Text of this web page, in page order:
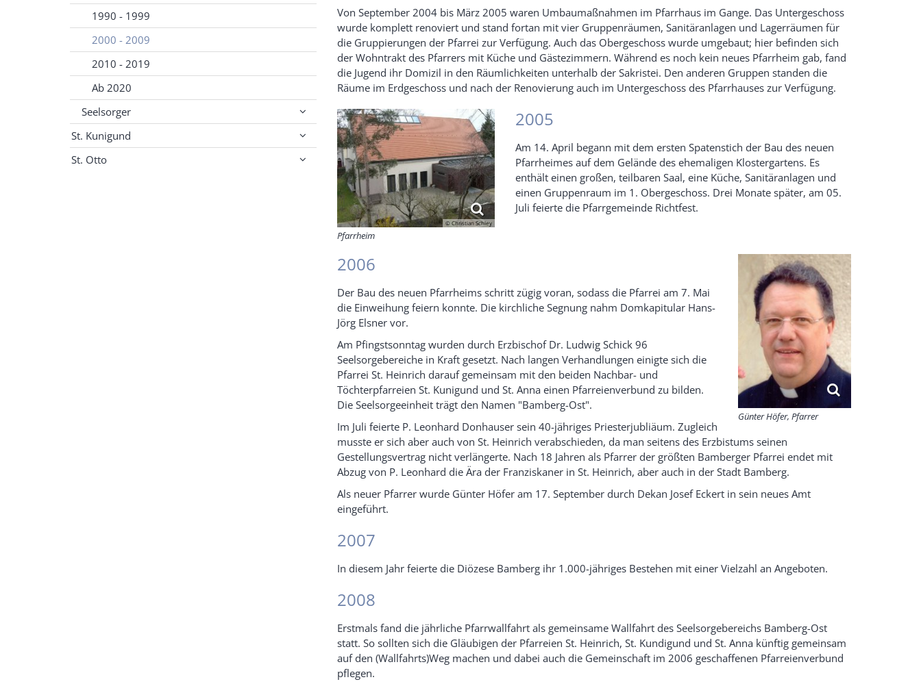
Von September 2004 bis März 2005 waren Umbaumaßnahmen im Pfarrhaus im Gange. Das Untergeschoss
wurde komplett renoviert und stand fortan mit vier Gruppenräumen, Sanitäranlagen und Lagerräumen für
die Gruppierungen der Pfarrei zur Verfügung. Auch das Obergeschoss wurde umgebaut; hier befinden sich
der Wohntrakt des Pfarrers mit Küche und Gästezimmern. Während es noch kein neues Pfarrheim gab, fand
die Jugend ihr Domizil in den Räumlichkeiten unterhalb der Sakristei. Den anderen Gruppen standen die
Räume im Erdgeschoss und nach der Renovierung auch im Untergeschoss des Pfarrhauses zur Verfügung.
© Christian Schley
Pfarrheim
2005
Am 14. April begann mit dem ersten Spatenstich der Bau des neuen
Pfarrheimes auf dem Gelände des ehemaligen Klostergartens. Es
enthält einen großen, teilbaren Saal, eine Küche, Sanitäranlagen und
einen Gruppenraum im 1. Obergeschoss. Drei Monate später, am 05.
Juli feierte die Pfarrgemeinde Richtfest.
Günter Höfer, Pfarrer
2006
Der Bau des neuen Pfarrheims schritt zügig voran, sodass die Pfarrei am 7. Mai
die Einweihung feiern konnte. Die kirchliche Segnung nahm Domkapitular Hans-
Jörg Elsner vor.
Am Pfingstsonntag wurden durch Erzbischof Dr. Ludwig Schick 96
Seelsorgebereiche in Kraft gesetzt. Nach langen Verhandlungen einigte sich die
Pfarrei St. Heinrich darauf gemeinsam mit den beiden Nachbar- und
Töchterpfarreien St. Kunigund und St. Anna einen Pfarreienverbund zu bilden.
Die Seelsorgeeinheit trägt den Namen "Bamberg-Ost".
Im Juli feierte P. Leonhard Donhauser sein 40-jähriges Priesterjubliäum. Zugleich
musste er sich aber auch von St. Heinrich verabschieden, da man seitens des Erzbistums seinen
Gestellungsvertrag nicht verlängerte. Nach 18 Jahren als Pfarrer der größten Bamberger Pfarrei endet mit
Abzug von P. Leonhard die Ära der Franziskaner in St. Heinrich, aber auch in der Stadt Bamberg.
Als neuer Pfarrer wurde Günter Höfer am 17. September durch Dekan Josef Eckert in sein neues Amt
eingeführt.
2007
In diesem Jahr feierte die Diözese Bamberg ihr 1.000-jähriges Bestehen mit einer Vielzahl an Angeboten.
2008
Erstmals fand die jährliche Pfarrwallfahrt als gemeinsame Wallfahrt des Seelsorgebereichs Bamberg-Ost
statt. So sollten sich die Gläubigen der Pfarreien St. Heinrich, St. Kundigund und St. Anna künftig gemeinsam
auf den (Wallfahrts)Weg machen und dabei auch die Gemeinschaft im 2006 geschaffenen Pfarreienverbund
pflegen.
1990 - 1999
2000 - 2009
2010 - 2019
Ab 2020
Seelsorger
St. Kunigund
St. Otto